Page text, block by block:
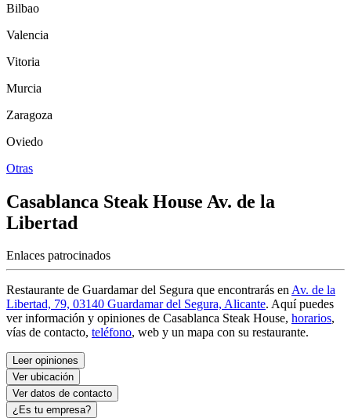
Bilbao
Valencia
Vitoria
Murcia
Zaragoza
Oviedo
Otras
Casablanca Steak House Av. de la
Libertad
Enlaces patrocinados
Restaurante de Guardamar del Segura que encontrarás enAv. de la
Libertad, 79, 03140 Guardamar del Segura, Alicante. Aquí puedes
ver información y opiniones de Casablanca Steak House, horarios,
vías de contacto, teléfono, web y un mapa con su restaurante.
Leer opiniones
Ver ubicación
Ver datos de contacto
¿Es tu empresa?